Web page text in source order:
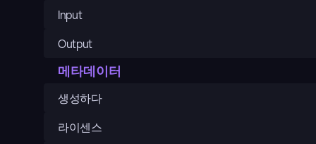
Input
Output
메타데이터
생성하다
라이센스